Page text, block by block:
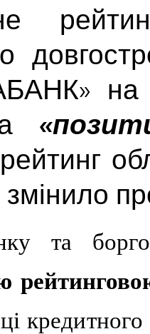
на
змінило
та